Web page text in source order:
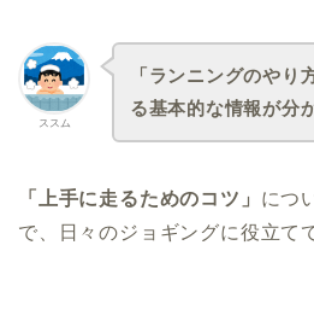
ススム
「ランニングのやり
る基本的な情報が分
「上手に走るためのコツ」 につ
で、日々のジョギングに役立て